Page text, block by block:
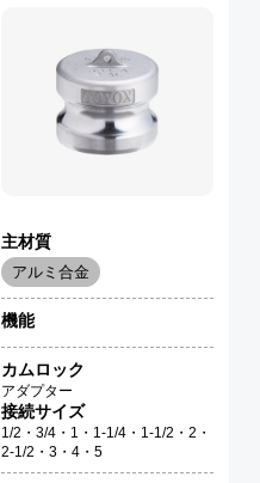
主材質
アルミ合金
機能
カムロック
アダプター
接続サイズ
1/2・3/4・1・1-1/4・1-1/2・2・
2-1/2・3・4・5